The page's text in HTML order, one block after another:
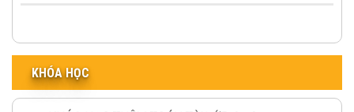
KHÓA HỌC